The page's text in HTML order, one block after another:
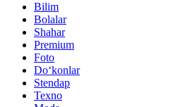
Bilim
Bolalar
Shahar
Premium
Foto
Do‘konlar
Stendap
Texno